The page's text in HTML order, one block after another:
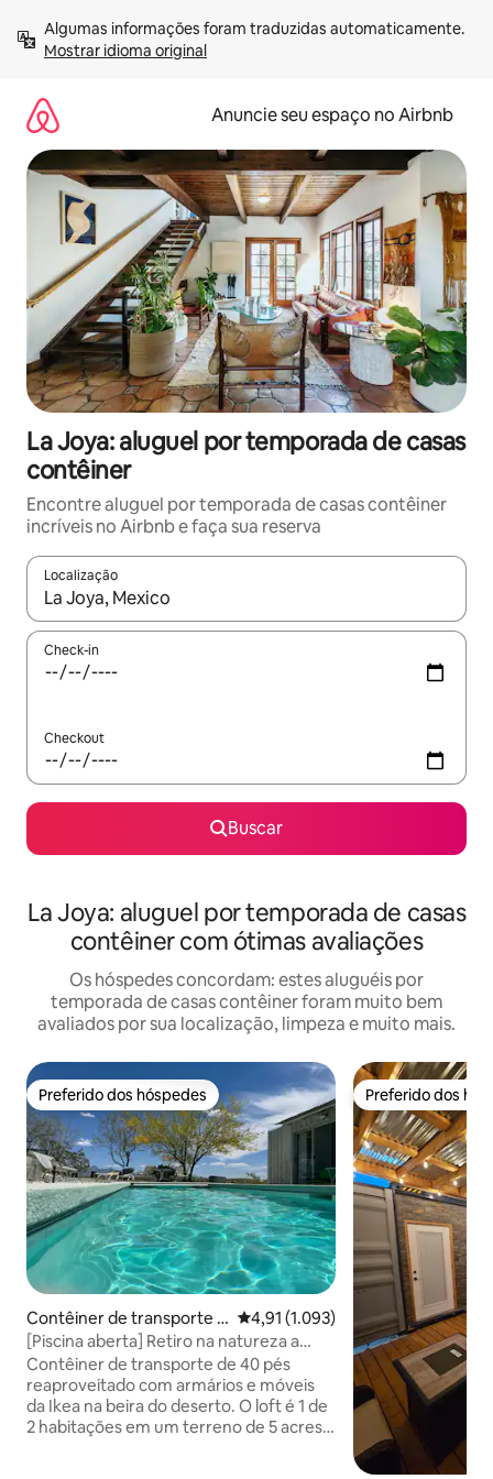
para
Mostrar idioma original
Anuncie seu espaço no Airbnb
La Joya: aluguel por temporada de casas
contêiner
Encontre aluguel por temporada de casas contêiner
incríveis no Airbnb e faça sua reserva
Localização
Quando os resultados estiverem disponíveis, explore-os
Check-in
Checkout
Buscar
La Joya: aluguel por temporada de casas
contêiner com ótimas avaliações
Os hóspedes concordam: estes aluguéis por
temporada de casas contêiner foram muito bem
avaliados por sua localização, limpeza e muito mais.
Preferido dos hóspedes
Preferido dos hóspedes
Contêiner de transporte ⋅
Las Cruces
4,91 de uma avaliação média de
4,91 (1.093)
[Piscina aberta] Retiro na natureza a
12 min do centro
Contêiner de transporte de 40 pés
reaproveitado com armários e móveis
da Ikea na beira do deserto. O loft é 1 de
2 habitações em um terreno de 5 acres,
Preferido dos
Preferido dos